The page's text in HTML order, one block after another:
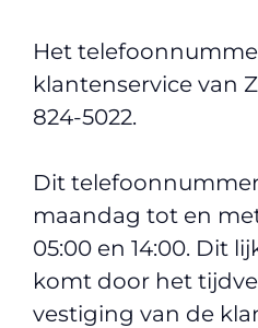
Het
klantenservice van
824-5022.
Dit
maandag tot en
05:00 en 14:00. Dit
komt door het
vestiging van de